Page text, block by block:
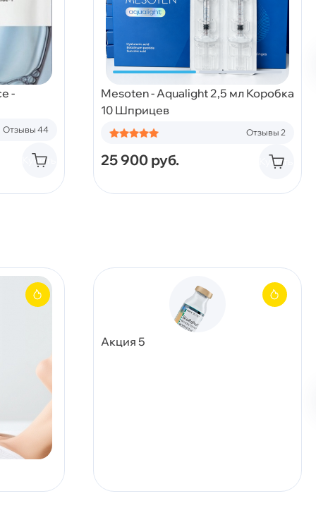
-
Отзывы 44
Купить
Mesoten - Aqualight 2,5 мл Коробка
10 Шприцев
Отзывы 2
25 900 руб. Купить
Акция 5